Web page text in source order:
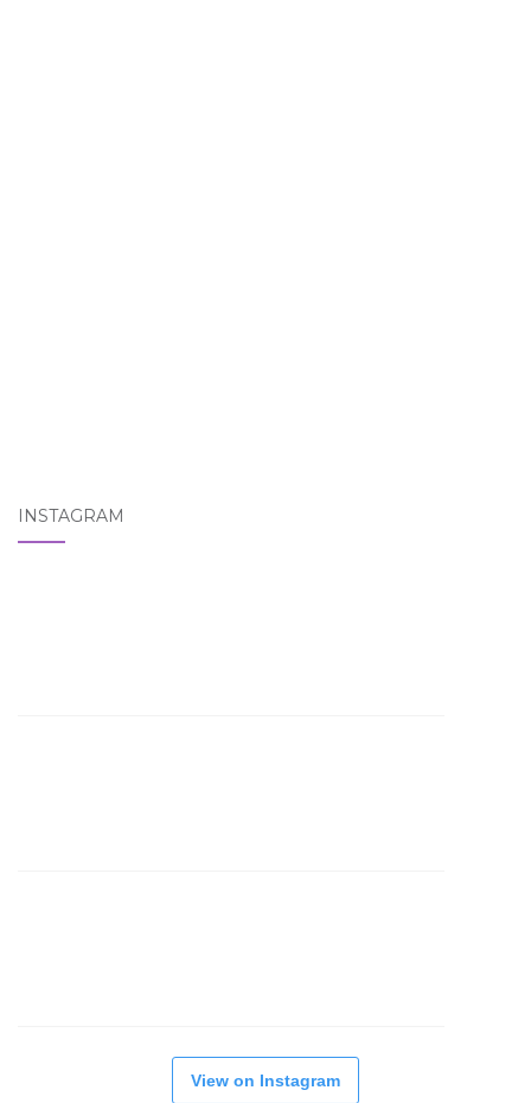
INSTAGRAM
View on Instagram